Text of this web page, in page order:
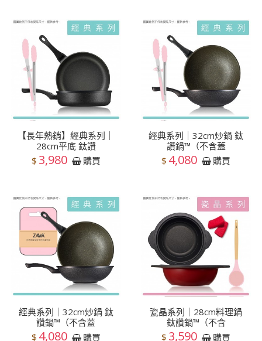
【長年熱銷】經典系列｜
28cm平底 鈦讚
$ 3,980 購買
經典系列｜32cm炒鍋 鈦
讚鍋™（不含蓋
$ 4,080 購買
經典系列｜32cm炒鍋 鈦
讚鍋™（不含蓋
$ 4,080 購買
瓷晶系列｜28cm料理鍋
鈦讚鍋™（不含
$ 3,590 購買